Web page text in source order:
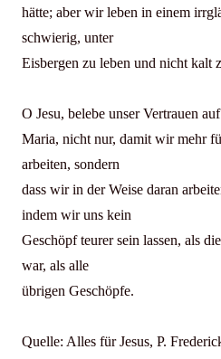
hätte; aber wir leben in einem
schwierig, unter
Eisbergen zu leben und nicht kalt
O Jesu, belebe unser Vertrauen auf
Maria, nicht nur, damit wir mehr
arbeiten, sondern
dass wir in der Weise daran
indem wir uns kein
Geschöpf teurer sein lassen, als
war, als alle
übrigen Geschöpfe.
Quelle: Alles für Jesus, P.